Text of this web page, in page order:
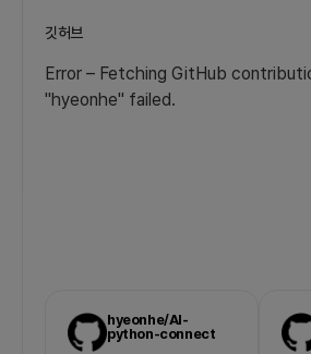
깃허브
Error – Fetching GitHub
"hyeonhe" failed.
hyeonhe/AI-
python-connect